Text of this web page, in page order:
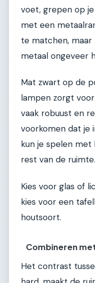
voet, grepen op
met een
te matchen,
metaal ongeveer
Mat zwart op de
lampen zorgt
vaak robuust en
voorkomen dat je
kun je spelen
rest van de ruimte.
Kies voor glas of
kies voor een
houtsoort.
Combineren
Het contrast